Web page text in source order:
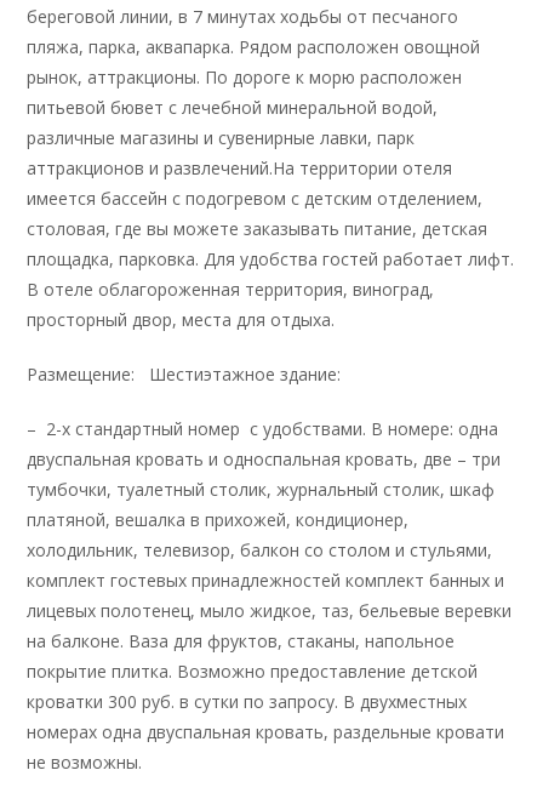
береговой линии, в 7 минутах ходьбы от песчаного
пляжа, парка, аквапарка. Рядом расположен овощной
рынок, аттракционы. По дороге к морю расположен
питьевой бювет с лечебной минеральной водой,
различные магазины и сувенирные лавки, парк
аттракционов и развлечений.На территории отеля
имеется бассейн с подогревом с детским отделением,
столовая, где вы можете заказывать питание, детская
площадка, парковка. Для удобства гостей работает лифт.
В отеле облагороженная территория, виноград,
просторный двор, места для отдыха.
Размещение: Шестиэтажное здание:
– 2-х стандартный номер с удобствами. В номере: одна
двуспальная кровать и односпальная кровать, две – три
тумбочки, туалетный столик, журнальный столик, шкаф
платяной, вешалка в прихожей, кондиционер,
холодильник, телевизор, балкон со столом и стульями,
комплект гостевых принадлежностей комплект банных и
лицевых полотенец, мыло жидкое, таз, бельевые веревки
на балконе. Ваза для фруктов, стаканы, напольное
покрытие плитка. Возможно предоставление детской
кроватки 300 руб. в сутки по запросу. В двухместных
номерах одна двуспальная кровать, раздельные кровати
не возможны.